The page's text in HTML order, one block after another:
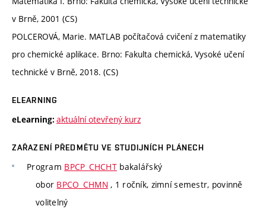
v Brně, 2001 (CS)
POLCEROVÁ, Marie. MATLAB počítačová cvičení z matematiky
pro chemické aplikace. Brno: Fakulta chemická, Vysoké učení
technické v Brně, 2018. (CS)
ELEARNING
eLearning: aktuální otevřený kurz
ZAŘAZENÍ PŘEDMĚTU VE STUDIJNÍCH PLÁNECH
Program BPCP_CHCHT bakalářský
obor BPCO_CHMN , 1 ročník, zimní semestr, povinně
volitelný